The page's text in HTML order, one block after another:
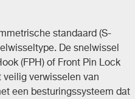
standaard (S-
De snelwissel
(FPH) of Front Pin Lock
veilig verwisselen van
een besturingssysteem dat